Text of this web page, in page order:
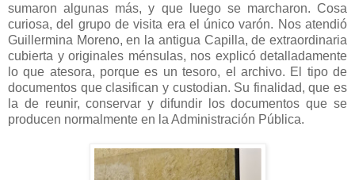
sumaron algunas más, y que luego se marcharon. Cosa
curiosa, del grupo de visita era el único varón. Nos atendió
Guillermina Moreno, en la antigua Capilla, de extraordinaria
cubierta y originales ménsulas, nos explicó detalladamente
lo que atesora, porque es un tesoro, el archivo. El tipo de
documentos que clasifican y custodian. Su finalidad, que es
la de reunir, conservar y difundir los documentos que se
producen normalmente en la Administración Pública.